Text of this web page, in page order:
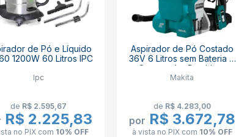
de Pó e Líquido
1200W 60 Litros IPC
Ipc
de R$ 2.595,67
R$ 2.225,83
no PIX com 10% OFF
Aspirador de Pó Costado
36V 6 Litros sem Bateria e
Carregador Brushless
DVC665Z MAKITA
Makita
de R$ 4.283,00
por R$ 3.672,78
à vista no PIX com 10% OFF